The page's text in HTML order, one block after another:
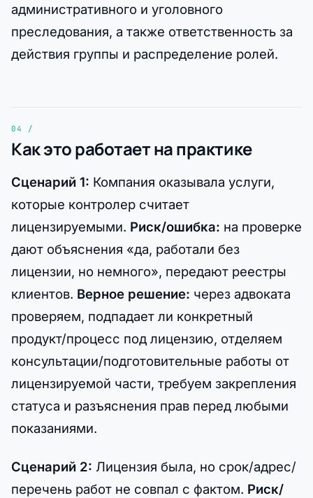
административного и уголовного
преследования, а также ответственность за
действия группы и распределение ролей.
Как это работает на практике
Сценарий 1: Компания оказывала услуги,
которые контролер считает
лицензируемыми. Риск/ошибка: на проверке
дают объяснения «да, работали без
лицензии, но немного», передают реестры
клиентов. Верное решение: через адвоката
проверяем, подпадает ли конкретный
продукт/процесс под лицензию, отделяем
консультации/подготовительные работы от
лицензируемой части, требуем закрепления
статуса и разъяснения прав перед любыми
показаниями.
Сценарий 2: Лицензия была, но срок/адрес/
перечень работ не совпал с фактом. Риск/